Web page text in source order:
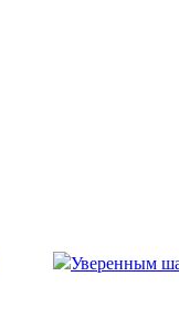
Уверенным